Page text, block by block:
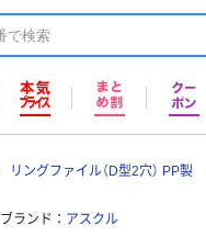
リングファイル（D型2穴） PP製
ブランド アスクル